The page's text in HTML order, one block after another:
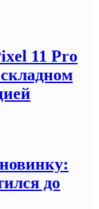
11 Pro
до